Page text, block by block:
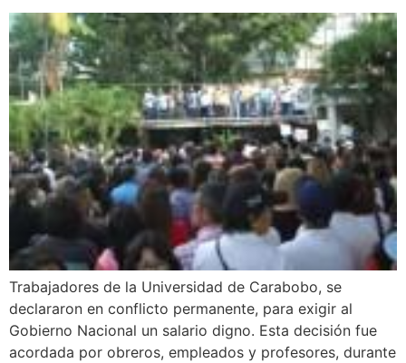
Trabajadores de la Universidad de Carabobo, se
declararon en conflicto permanente, para exigir al
Gobierno Nacional un salario digno. Esta decisión fue
acordada por obreros, empleados y profesores, durante